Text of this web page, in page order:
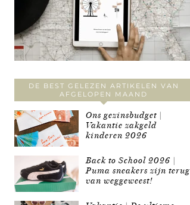
DE BEST GELEZEN ARTIKELEN VAN
AFGELOPEN MAAND
Ons gezinsbudget |
Vakantie zakgeld
kinderen 2026
Back to School 2026 |
Puma sneakers zijn terug
van weggeweest!